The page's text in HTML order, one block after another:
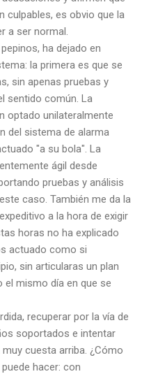
culpables, es obvio que la
a ser normal.
ha dejado en
la primera es que se
sin apenas pruebas y
sentido común. La
optado unilateralmente
del sistema de alarma
"a su bola". La
ágil desde
pruebas y análisis
caso. También me da la
a la hora de exigir
horas no ha explicado
actuado como si
sin articularas un plan
el mismo día en que se
recuperar por la vía de
soportados e intentar
cuesta arriba. ¿Cómo
hacer: con